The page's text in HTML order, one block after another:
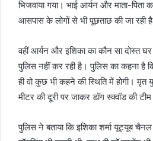
भिजवाया गया। भाई आर्यन और माता-पिता
आसपास के लोगों से भी पूछताछ की जा रही
वहीं आर्यन और इशिका का कौन सा दोस्त
पुलिस नहीं कर रही है। पुलिस का कहना है
ही वो कुछ भी कहने की स्थिति में होगी।
मीटर की दूरी पर जाकर डॉग स्क्वॉड की
पुलिस ने बताया कि इशिका शर्मा यूट्यूब